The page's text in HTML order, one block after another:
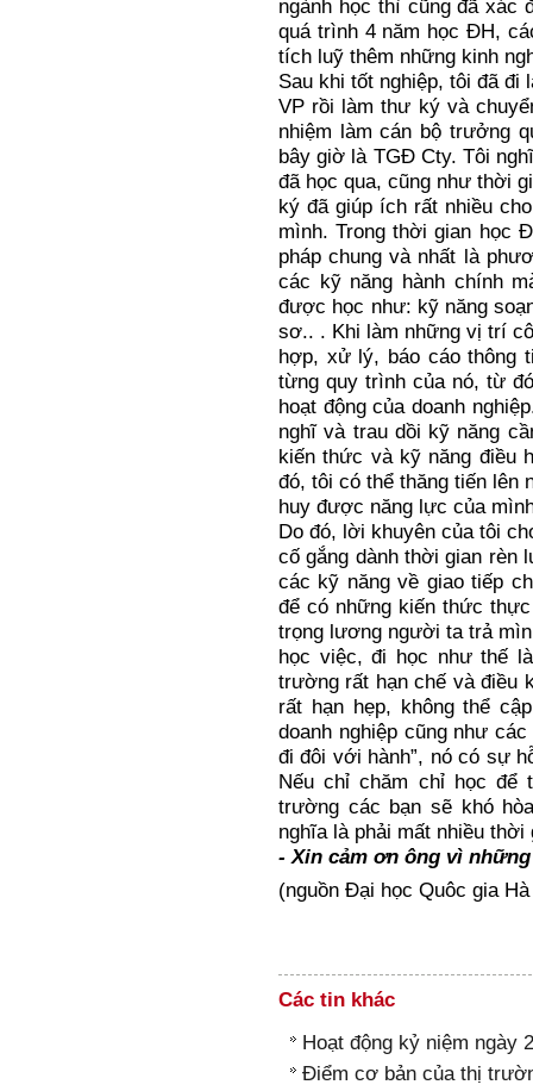
ngành học thì cũng đã xác
quá trình 4 năm học ĐH,
tích luỹ thêm những kinh
Sau khi tốt nghiệp, tôi đã đi
VP rồi làm thư ký và
nhiệm làm cán bộ trưởng
bây giờ là TGĐ Cty. Tôi
đã học qua, cũng như thời
ký đã giúp ích rất nhiều
mình. Trong thời gian học
pháp chung và nhất là
các kỹ năng hành chính
được học như: kỹ năng
sơ.. . Khi làm những vị trí
hợp, xử lý, báo cáo thông
từng quy trình của nó, từ
hoạt động của doanh
nghĩ và trau dồi kỹ năng
kiến thức và kỹ năng điều
đó, tôi có thể thăng tiến lên
huy được năng lực của
Do đó, lời khuyên của tôi
cố gắng dành thời gian rèn
các kỹ năng về giao tiếp
để có những kiến thức
trọng lương người ta trả
học việc, đi học như thế
trường rất hạn chế và điều
rất hạn hẹp, không thể
doanh nghiệp cũng như
đi đôi với hành”, nó có sự
Nếu chỉ chăm chỉ học
trường các bạn sẽ khó
nghĩa là phải mất nhiều
- Xin cảm ơn ông vì
(nguồn Đại học Quôc gia
Các tin khác
Hoạt động kỷ niệm ngày
Điểm cơ bản của thị